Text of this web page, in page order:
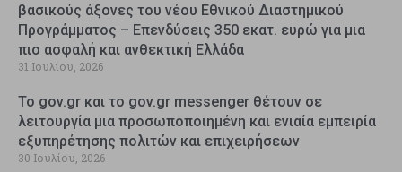
βασικούς άξονες του νέου Εθνικού Διαστημικού
Προγράμματος – Επενδύσεις 350 εκατ. ευρώ για μια
πιο ασφαλή και ανθεκτική Ελλάδα
31 Ιουλίου, 2026
Το gov.gr και το gov.gr messenger θέτουν σε
λειτουργία μια προσωποποιημένη και ενιαία εμπειρία
εξυπηρέτησης πολιτών και επιχειρήσεων
30 Ιουλίου, 2026